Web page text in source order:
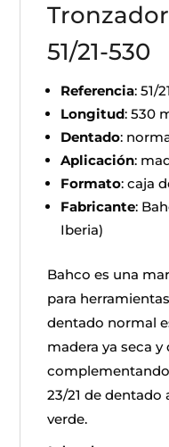
51/21-530
Referencia: 51/21
Longitud: 530
Dentado:
Aplicación:
Formato: caja
Fabricante:
Iberia)
Bahco es una
para
dentado normal
madera ya seca y
23/21 de dentado
verde.